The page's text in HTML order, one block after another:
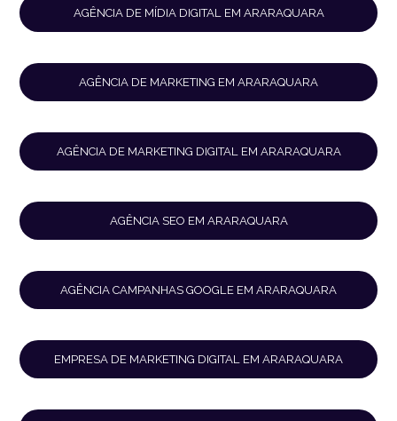
AGÊNCIA DE MÍDIA DIGITAL EM ARARAQUARA
AGÊNCIA DE MARKETING EM ARARAQUARA
AGÊNCIA DE MARKETING DIGITAL EM ARARAQUARA
AGÊNCIA SEO EM ARARAQUARA
AGÊNCIA CAMPANHAS GOOGLE EM ARARAQUARA
EMPRESA DE MARKETING DIGITAL EM ARARAQUARA